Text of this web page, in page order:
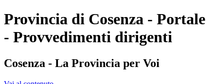
Provincia di Cosenza - Portale
- Provvedimenti dirigenti
Cosenza - La Provincia per Voi